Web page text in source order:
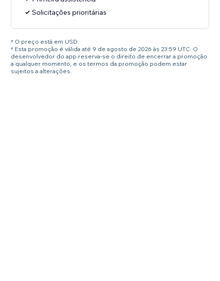
Solicitações prioritárias
* O preço está em USD.
* Esta promoção é válida até 9 de agosto de 2026 às 23:59 UTC. O
desenvolvedor do app reserva-se o direito de encerrar a promoção
a qualquer momento, e os termos da promoção podem estar
sujeitos a alterações.